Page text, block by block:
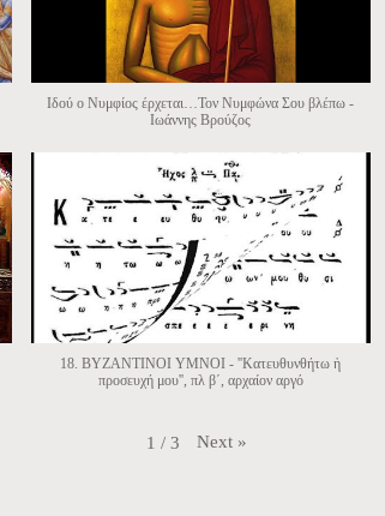
Ιδού ο Νυμφίος έρχεται…Τον Νυμφώνα Σου βλέπω -
Ιωάννης Βρούζος
18. ΒΥΖΑΝΤΙΝΟΙ ΥΜΝΟΙ - ''Κατευθυνθήτω ἡ
προσευχή μου'', πλ β΄, αρχαίον αργό
1 / 3 Next »